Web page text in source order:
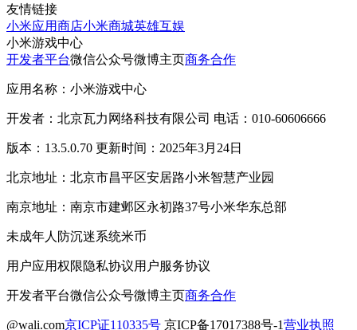
友情链接
小米应用商店小米商城英雄互娱
小米游戏中心
开发者平台微信公众号微博主页商务合作
应用名称：小米游戏中心
开发者：北京瓦力网络科技有限公司 电话：010-60606666
版本：13.5.0.70 更新时间：2025年3月24日
北京地址：北京市昌平区安居路小米智慧产业园
南京地址：南京市建邺区永初路37号小米华东总部
未成年人防沉迷系统米币
用户应用权限隐私协议用户服务协议
开发者平台微信公众号微博主页商务合作
@wali.com京ICP证110335号 京ICP备17017388号-1营业执照